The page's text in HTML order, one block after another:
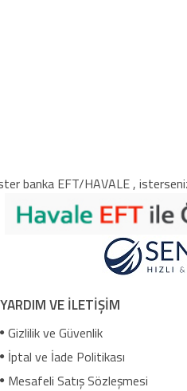
banka EFT/HAVALE ,
YARDIM VE İLETİŞİM
Gizlilik ve Güvenlik
İptal ve İade Politikası
Mesafeli Satış Sözleşmesi